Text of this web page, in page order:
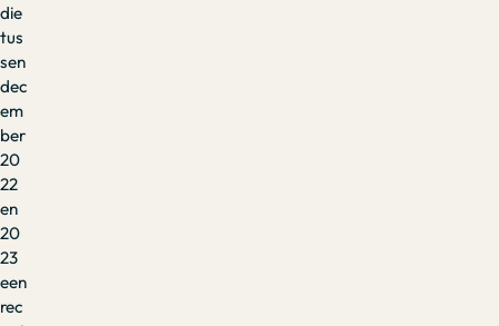
die
tus
sen
dec
em
ber
20
22
en
20
23
een
rec